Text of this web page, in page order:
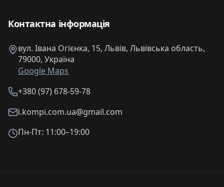
Контактна інформація
вул. Івана Огієнка, 15, Львів, Львівська область,
79000, Україна
Google Maps
+380 (97) 678-59-78
i.kompi.com.ua@gmail.com
Пн-Пт: 11:00–19:00